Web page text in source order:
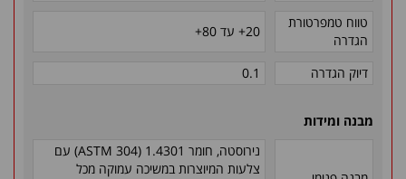
טווח טמפרטורת
הגדרה
20+ עד 80+
דיוק הגדרה 0.1
מבנה ומידות
נירוסטה, חומר 1.4301 ( ASTM 304
) עם
צלעות המיוצרות במשיכה עמוקה מכל